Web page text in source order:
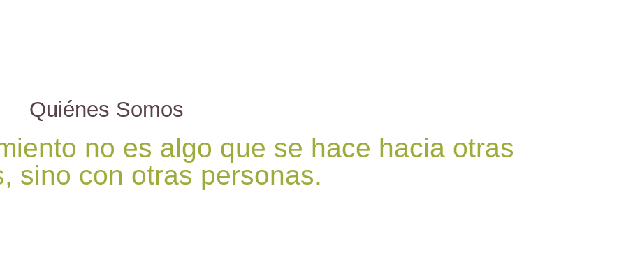
Quiénes Somos
no es algo que se hace hacia otras
sino con otras personas.